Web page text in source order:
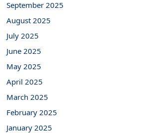
September 2025
August 2025
July 2025
June 2025
May 2025
April 2025
March 2025
February 2025
January 2025